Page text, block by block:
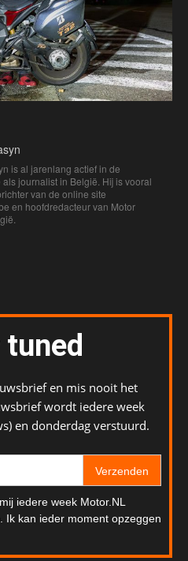
is al jarenlang actief in de
als journalist in België. Hij is vooral
van de online site
en hoofdredacteur van Motor
en mis nooit het
wordt iedere week
en donderdag verstuurd.
Verzenden
iedere week Motor.NL
Ik kan ieder moment opzeggen